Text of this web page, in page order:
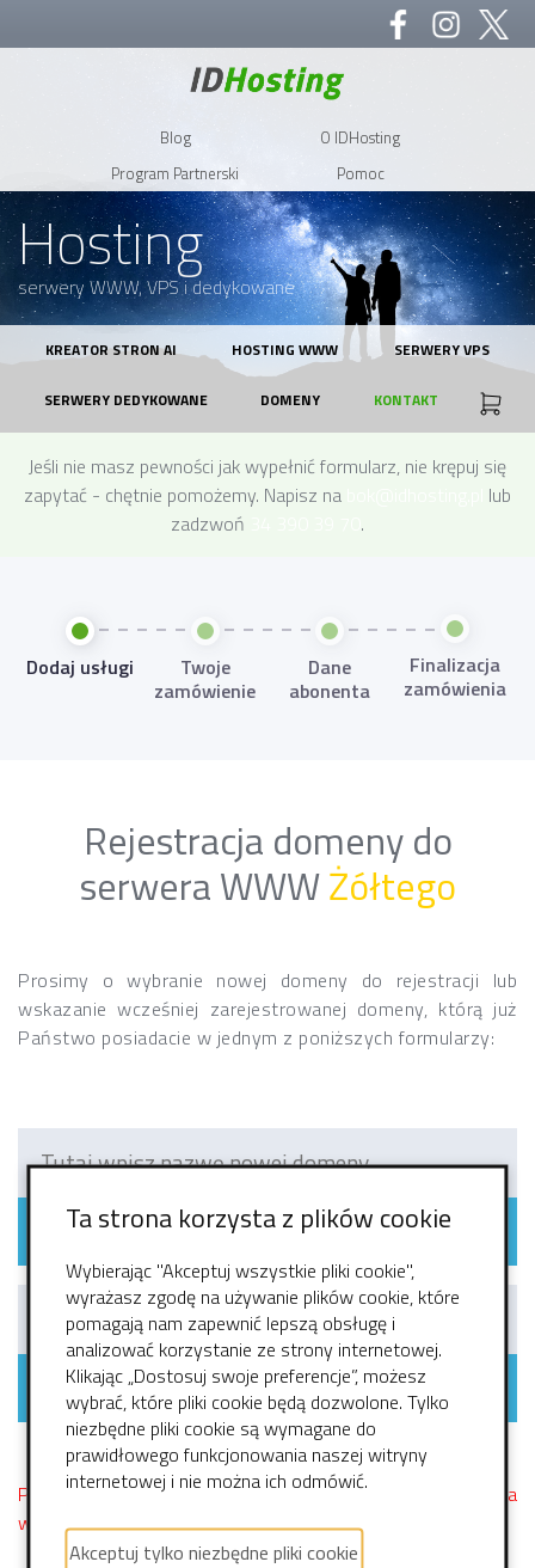
Blog
O IDHosting
Program Partnerski
Pomoc
Hosting
serwery WWW, VPS i dedykowane
KREATOR STRON AI HOSTING WWW SERWERY VPS
SERWERY DEDYKOWANE DOMENY KONTAKT
Jeśli nie masz pewności jak wypełnić formularz, nie krępuj się
zapytać - chętnie pomożemy. Napisz na
lub
zadzwoń
.
Dodaj usługi
Twoje
zamówienie
Dane
abonenta
Finalizacja
zamówienia
Rejestracja domeny do
serwera WWWŻółtego
Prosimy o wybranie nowej domeny do rejestracji lub
wskazanie wcześniej zarejestrowanej domeny, którą już
Państwo posiadacie w jednym z poniższych formularzy:
Sprawdź dostępność domeny
Mam już swoją domenę
Prosimy podać samą nazwę domeny BEZ przedrostka
www. oraz http://
Ta strona korzysta z plików cookie
Wybierając "Akceptuj wszystkie pliki cookie",
wyrażasz zgodę na używanie plików cookie, które
pomagają nam zapewnić lepszą obsługę i
analizować korzystanie ze strony internetowej.
Klikając „Dostosuj swoje preferencje”, możesz
wybrać, które pliki cookie będą dozwolone. Tylko
niezbędne pliki cookie są wymagane do
prawidłowego funkcjonowania naszej witryny
internetowej i nie można ich odmówić.
Akceptuj tylko niezbędne pliki cookie